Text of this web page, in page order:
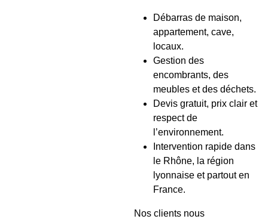
Débarras de maison,
appartement, cave,
locaux.
Gestion des
encombrants, des
meubles et des déchets.
Devis gratuit, prix clair et
respect de
l’environnement.
Intervention rapide dans
le Rhône, la région
lyonnaise et partout en
France.
Nos clients nous